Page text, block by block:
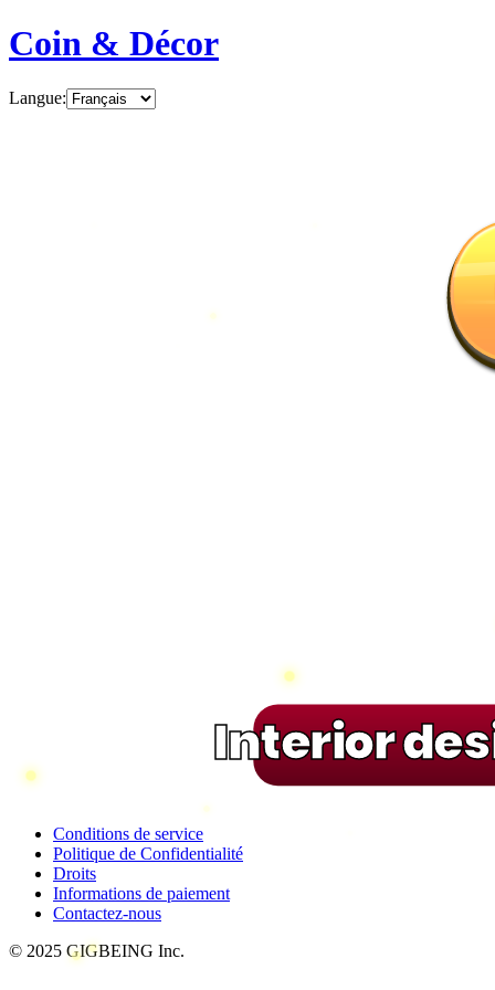
Coin & Décor
Langue:
Interior
Conditions de service
Politique de Confidentialité
Droits
Informations de paiement
Contactez-nous
© 2025 GIGBEING Inc.